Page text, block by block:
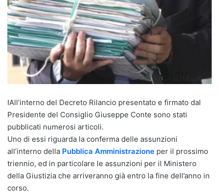
IAll’interno del Decreto Rilancio presentato e firmato dal
Presidente del Consiglio Giuseppe Conte sono stati
pubblicati numerosi articoli.
Uno di essi riguarda la conferma delle assunzioni
all’interno della Pubblica Amministrazione per il prossimo
triennio, ed in particolare le assunzioni per il Ministero
della Giustizia che arriveranno già entro la fine dell’anno in
corso.